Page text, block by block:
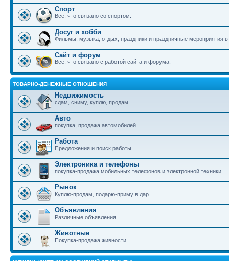
Спорт
Все, что связано со спортом.
Досуг и хобби
Фильмы, музыка, отдых, праздники и праздничные мероприятия
Сайт и форум
Все, что связано с работой сайта и форума.
ТОВАРНО-ДЕНЕЖНЫЕ ОТНОШЕНИЯ
Недвижимость
сдам, сниму, куплю, продам
Авто
покупка, продажа автомобилей
Работа
Предложения и поиск работы.
Электроника и телефоны
покупка-продажа мобильных телефонов и электронной техники
Рынок
Куплю-продам, подарю-приму в дар.
Объявления
Различные объявления
Животные
Покупка-продажа живности